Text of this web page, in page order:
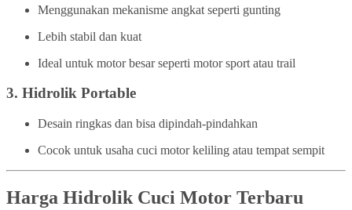
Menggunakan mekanisme angkat seperti gunting
Lebih stabil dan kuat
Ideal untuk motor besar seperti motor sport atau trail
3. Hidrolik Portable
Desain ringkas dan bisa dipindah-pindahkan
Cocok untuk usaha cuci motor keliling atau tempat sempit
Harga Hidrolik Cuci Motor Terbaru